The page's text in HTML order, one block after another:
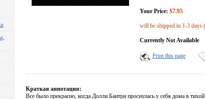
Your Price: $7.95
will be shipped in 1-3 days
Currently Not Available
Print this page
Краткая аннотация:
Все было прекрасно, когда Долли Бантри проснулась у себя дома в